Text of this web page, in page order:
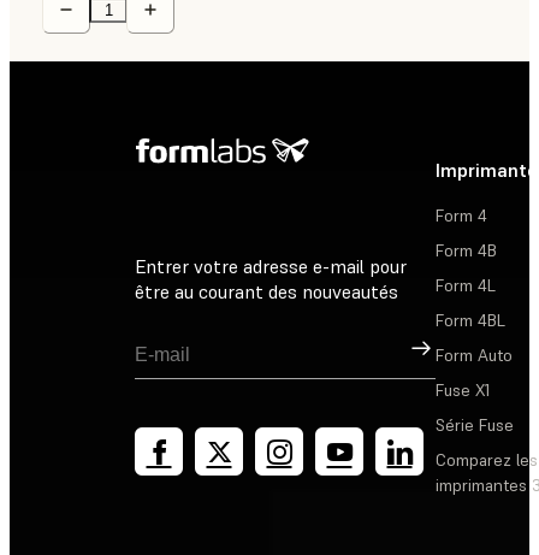
Entrer votre adresse e-mail pour
être au courant des nouveautés
Inscription
Form 4
Form 4B
Form 4L
Form 4BL
Form Auto
Fuse X1
Série Fuse
Comparez les
imprimantes